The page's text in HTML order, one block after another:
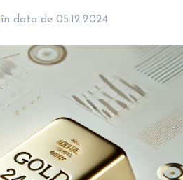
în data de 05.12.2024